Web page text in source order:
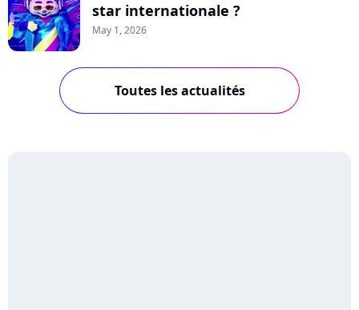
star internationale ?
May 1, 2026
Toutes les actualités